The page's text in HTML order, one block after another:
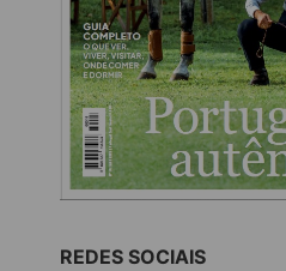
REDES SOCIAIS